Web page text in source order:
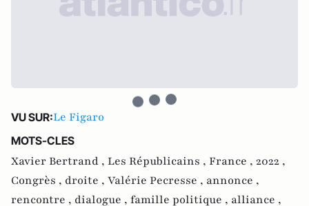
VU SUR:Le Figaro
MOTS-CLES
Xavier Bertrand , Les Républicains , France , 2022 ,
Congrès , droite , Valérie Pecresse , annonce ,
rencontre , dialogue , famille politique , alliance ,